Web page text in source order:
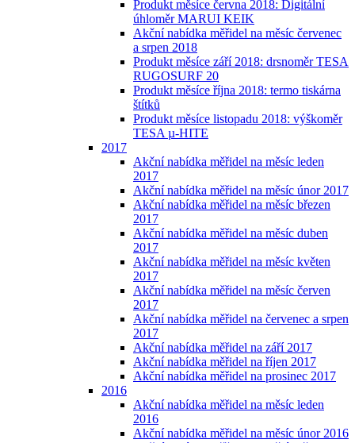
Produkt měsíce června 2018: Digitální
úhloměr MARUI KEIK
Akční nabídka měřidel na měsíc červenec
a srpen 2018
Produkt měsíce září 2018: drsnoměr TESA
RUGOSURF 20
Produkt měsíce října 2018: termo tiskárna
štítků
Produkt měsíce listopadu 2018: výškoměr
TESA µ-HITE
2017
Akční nabídka měřidel na měsíc leden
2017
Akční nabídka měřidel na měsíc únor 2017
Akční nabídka měřidel na měsíc březen
2017
Akční nabídka měřidel na měsíc duben
2017
Akční nabídka měřidel na měsíc květen
2017
Akční nabídka měřidel na měsíc červen
2017
Akční nabídka měřidel na červenec a srpen
2017
Akční nabídka měřidel na září 2017
Akční nabídka měřidel na říjen 2017
Akční nabídka měřidel na prosinec 2017
2016
Akční nabídka měřidel na měsíc leden
2016
Akční nabídka měřidel na měsíc únor 2016